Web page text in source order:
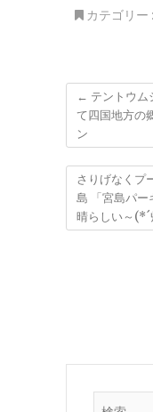
`*)カテゴリー :
← テントウ
て四国地方の
ン
さりげなくプ
島 「宮島パー
晴らしい～